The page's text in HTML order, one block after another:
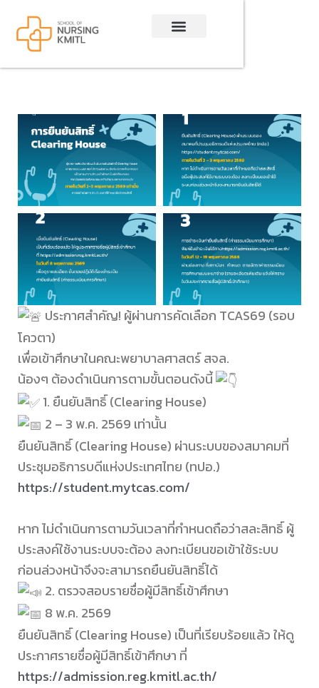
content
ประกาศสำคัญ! ผู้ผ่านการคัดเลือก TCAS69 (รอบ
โควตา)
เพื่อเข้าศึกษาในคณะพยาบาลศาสตร์ สจล.
น้องๆ ต้องดำเนินการตามขั้นตอนดังนี้
1. ยืนยันสิทธิ์ (Clearing House)
2 – 3 พ.ค. 2569 เท่านั้น
ยืนยันสิทธิ์ (Clearing House) ผ่านระบบของสมาคมที่
ประชุมอธิการบดีแห่งประเทศไทย (ทปอ.)
https://student.mytcas.com/
หาก ไม่ดำเนินการตามวันเวลาที่กำหนดถือว่าสละสิทธิ์ ผู้
ประสงค์ใช้งานระบบจะต้อง ลงทะเบียนขอเข้าใช้ระบบ
ก่อนล่วงหน้าจึงจะสามารถยืนยันสิทธิ์ได้
2. ตรวจสอบรายชื่อผู้มีสิทธิ์เข้าศึกษา
8 พ.ค. 2569
ยืนยันสิทธิ์ (Clearing House) เป็นที่เรียบร้อยแล้ว ให้ดู
ประกาศรายชื่อผู้มีสิทธิ์เข้าศึกษา ที่
https://admission.reg.kmitl.ac.th/